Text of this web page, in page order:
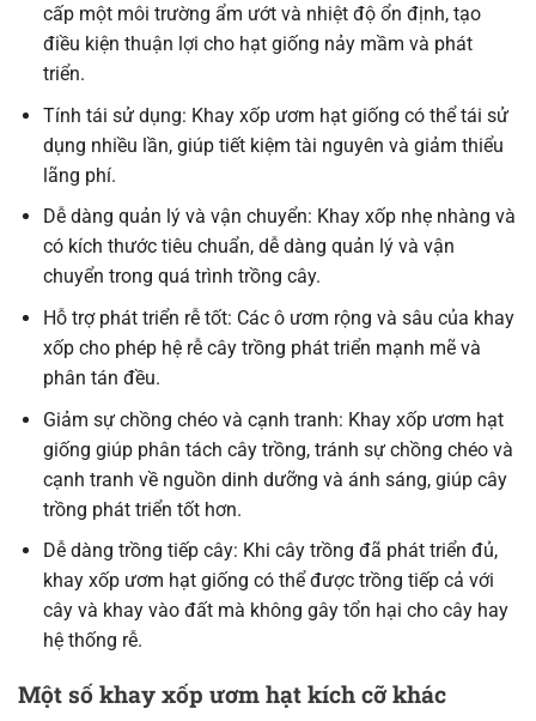
cấp một môi trường ẩm ướt và nhiệt độ ổn định, tạo
điều kiện thuận lợi cho hạt giống nảy mầm và phát
triển.
Tính tái sử dụng: Khay xốp ươm hạt giống có thể tái sử
dụng nhiều lần, giúp tiết kiệm tài nguyên và giảm thiểu
lãng phí.
Dễ dàng quản lý và vận chuyển: Khay xốp nhẹ nhàng và
có kích thước tiêu chuẩn, dễ dàng quản lý và vận
chuyển trong quá trình trồng cây.
Hỗ trợ phát triển rễ tốt: Các ô ươm rộng và sâu của khay
xốp cho phép hệ rễ cây trồng phát triển mạnh mẽ và
phân tán đều.
Giảm sự chồng chéo và cạnh tranh: Khay xốp ươm hạt
giống giúp phân tách cây trồng, tránh sự chồng chéo và
cạnh tranh về nguồn dinh dưỡng và ánh sáng, giúp cây
trồng phát triển tốt hơn.
Dễ dàng trồng tiếp cây: Khi cây trồng đã phát triển đủ,
khay xốp ươm hạt giống có thể được trồng tiếp cả với
cây và khay vào đất mà không gây tổn hại cho cây hay
hệ thống rễ.
Một số khay xốp ươm hạt kích cỡ khác